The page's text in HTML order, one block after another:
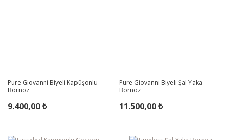
Pure Giovanni Biyeli Kapüşonlu
Bornoz
9.400,00 ₺
Pure Giovanni Biyeli Şal Yaka
Bornoz
11.500,00 ₺